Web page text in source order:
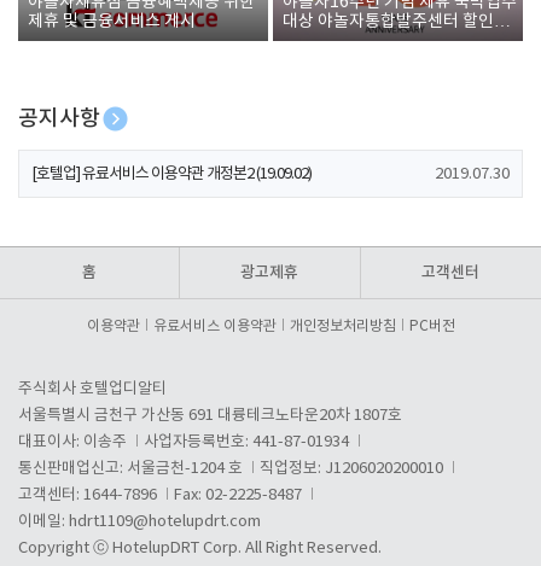
제휴 및 금융서비스 게시
대상 야놀자통합발주센터 할인쿠
폰 증정
공지사항
[호텔업] 개인정보 처리방침 개정본1 (19.09.02)
[호텔업] 유료서비스 이용약관 개정본2 (19.09.02) 2019.07.30
홈 광고제휴 고객센터
이용약관 유료서비스 이용약관 개인정보처리방침 PC버전
주식회사 호텔업디알티
서울특별시 금천구 가산동 691 대륭테크노타운20차 1807호
대표이사: 이송주
사업자등록번호: 441-87-01934
통신판매업신고: 서울금천-1204 호
직업정보: J1206020200010
고객센터: 1644-7896
Fax: 02-2225-8487
이메일: hdrt1109@hotelupdrt.com
Copyright ⓒ HotelupDRT Corp. All Right Reserved.